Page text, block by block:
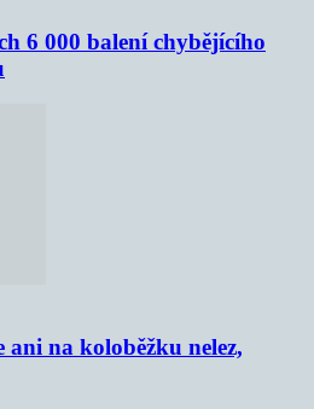
6 000 balení chybějícího
ani na koloběžku nelez,